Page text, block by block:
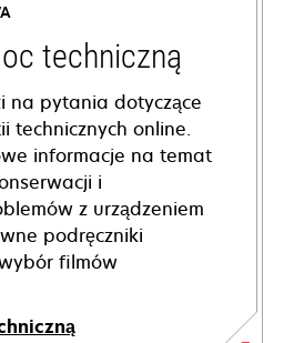
techniczną
na pytania dotyczące
technicznych online.
informacje na temat
i
z urządzeniem
podręczniki
filmów